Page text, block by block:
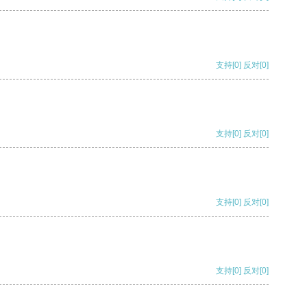
支持[0] 反对[0]
支持[0] 反对[0]
支持[0] 反对[0]
支持[0] 反对[0]